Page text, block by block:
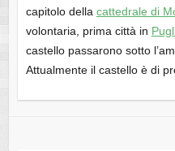
capitolo della cattedrale di
volontaria, prima città in
castello passarono sotto
Attualmente il castello è di